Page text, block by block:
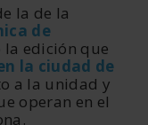
la de la
de
la edición que
la ciudad de
a la unidad y
operan en el